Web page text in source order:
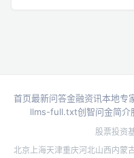
首页最新问答金融资讯本地专
llms-full.txt创智问金简介
股票投资
北京 上海天津重庆河北山西内蒙